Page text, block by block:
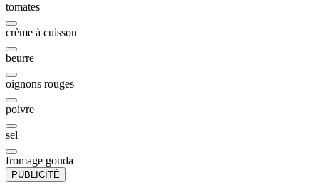
tomates
crème à cuisson
beurre
oignons rouges
poivre
sel
fromage gouda
PUBLICITÉ